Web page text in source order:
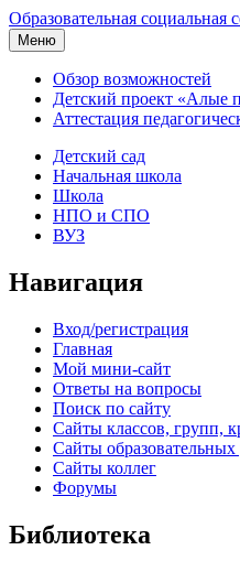
Образовательная социальная
Меню
Обзор возможностей
Детский проект «Алые
Аттестация
Детский сад
Начальная школа
Школа
НПО и СПО
ВУЗ
Навигация
Вход/регистрация
Главная
Мой мини-сайт
Ответы на вопросы
Поиск по сайту
Сайты классов, групп,
Сайты
Сайты коллег
Форумы
Библиотека